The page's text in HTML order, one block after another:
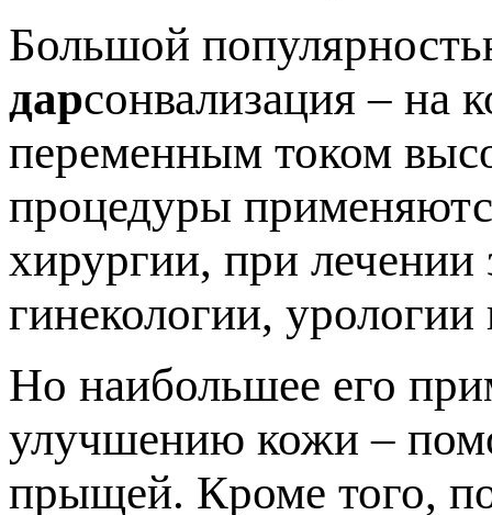
Большой
дарсонвализация – на
переменным током
процедуры
хирургии, при лечении
гинекологии, урологии
Но наибольшее его
улучшению кожи –
прыщей. Кроме того,